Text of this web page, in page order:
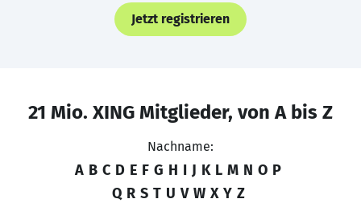
Jetzt registrieren
21 Mio. XING Mitglieder, von A bis Z
Nachname:
A B C D E F G H I J K L M N O P
Q R S T U V W X Y Z